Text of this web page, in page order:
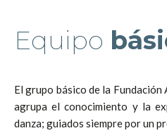
Equipo
El grupo básico de la Fundación
agrupa el conocimiento y la
danza; guiados siempre por un